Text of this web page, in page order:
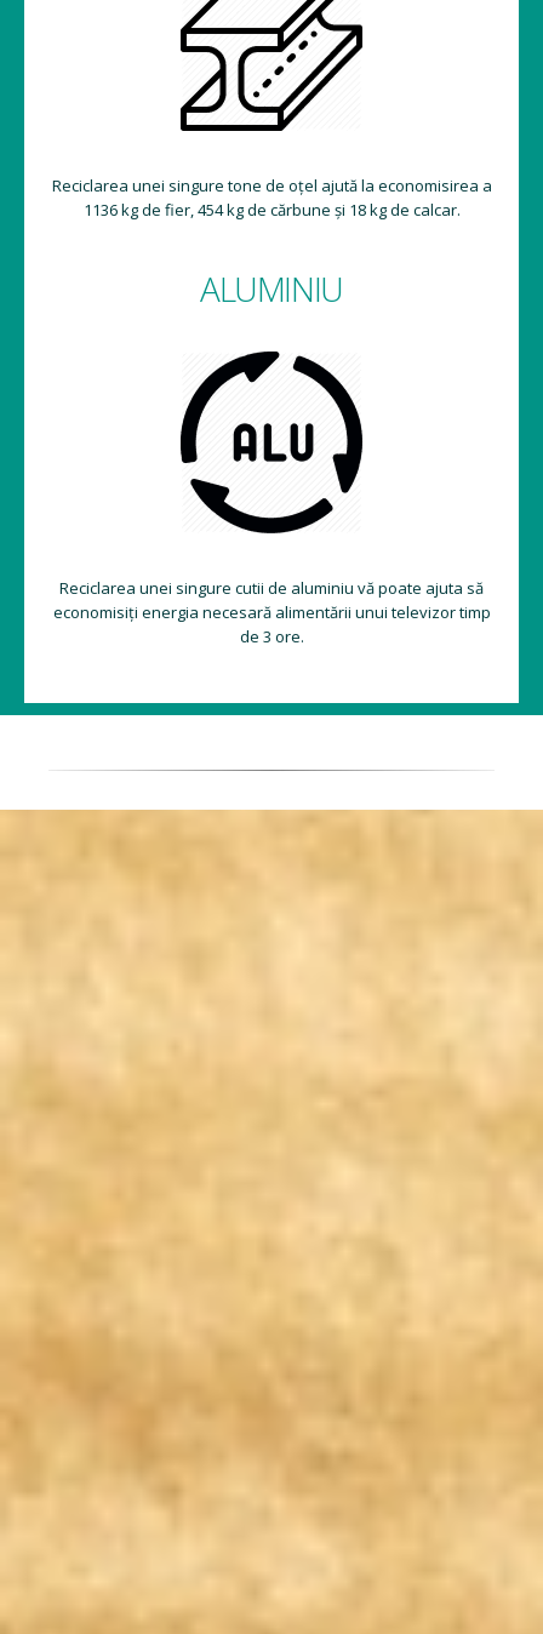
Reciclarea unei singure tone de oțel ajută la economisirea a
1136 kg de fier, 454 kg de cărbune și 18 kg de calcar.
ALUMINIU
Reciclarea unei singure cutii de aluminiu vă poate ajuta să
economisiți energia necesară alimentării unui televizor timp
de 3 ore.